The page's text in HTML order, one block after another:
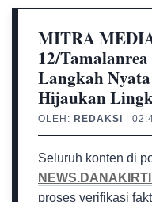
MITRA
12/
Langkah
Hijaukan
OLEH: REDAKSI |
Seluruh konten di
proses verifikasi